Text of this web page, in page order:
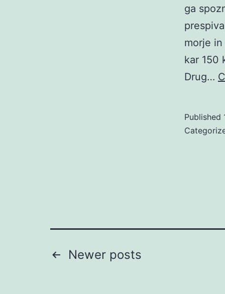
ga
morje
kar 150
Drug…
Published
Številčenje
Newer posts